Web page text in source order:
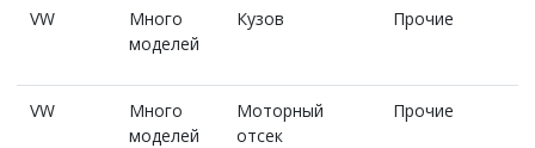
VW
Много
моделей
Кузов Прочие
VW
Много
моделей
Моторный
отсек
Прочие